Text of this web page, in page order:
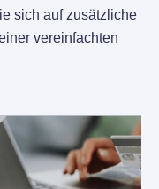
sich auf zusätzliche
vereinfachten